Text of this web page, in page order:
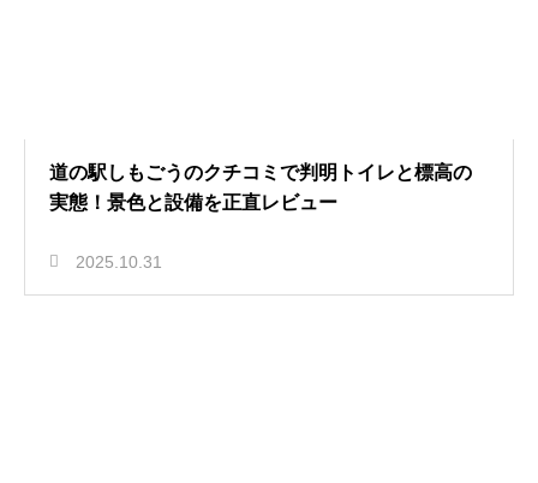
道の駅しもごうのクチコミで判明トイレと標高の
実態！景色と設備を正直レビュー
2025.10.31